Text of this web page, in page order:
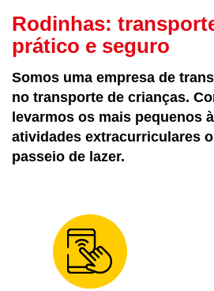
Rodinhas:
prático e seguro
Somos uma empresa de
no transporte de crianças.
levarmos os mais pequenos
atividades extracurriculares
passeio de lazer.